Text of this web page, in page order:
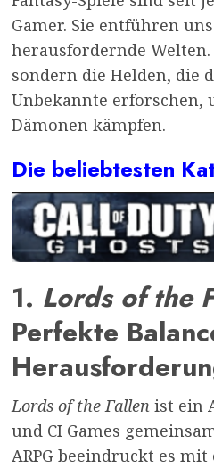
Gamer. Sie entführen
herausfordernde
sondern die Helden, die
Unbekannte erforschen,
Dämonen kämpfen.
Die beliebtesten
1. Lords of the
Perfekte
Lords of the Fallen ist ein
und CI Games
ARPG beeindruckt es